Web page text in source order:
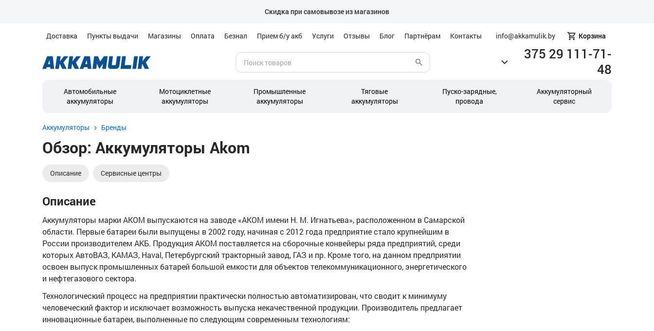
Скидка при самовывозе из магазинов
Доставка Пункты выдачи Магазины Оплата Безнал Прием б/у акб Услуги Отзывы Блог Партнёрам Контакты info@akkamulik.by Корзина
375 29 111-71-
48
Автомобильные
аккумуляторы
Мотоциклетные
аккумуляторы
Промышленные
аккумуляторы
Тяговые
аккумуляторы
Пуско-зарядные,
провода
Аккумуляторный
сервис
Аккумуляторы Бренды
Обзор: Аккумуляторы Akom
Описание Сервисные центры
Описание
Аккумуляторы марки АКОМ выпускаются на заводе «АКОМ имени Н. М. Игнатьева», расположенном в Самарской
области. Первые батареи были выпущены в 2002 году, начиная с 2012 года предприятие стало крупнейшим в
России производителем АКБ. Продукция АКОМ поставляется на сборочные конвейеры ряда предприятий, среди
которых АвтоВАЗ, КАМАЗ, Haval, Петербургский тракторный завод, ГАЗ и пр. Кроме того, на данном предприятии
освоен выпуск промышленных батарей большой емкости для объектов телекоммуникационного, энергетического
и нефтегазового сектора.
Технологический процесс на предприятии практически полностью автоматизирован, что сводит к минимуму
человеческий фактор и исключает возможность выпуска некачественной продукции. Производитель предлагает
инновационные батареи, выполненные по следующим современным технологиям: